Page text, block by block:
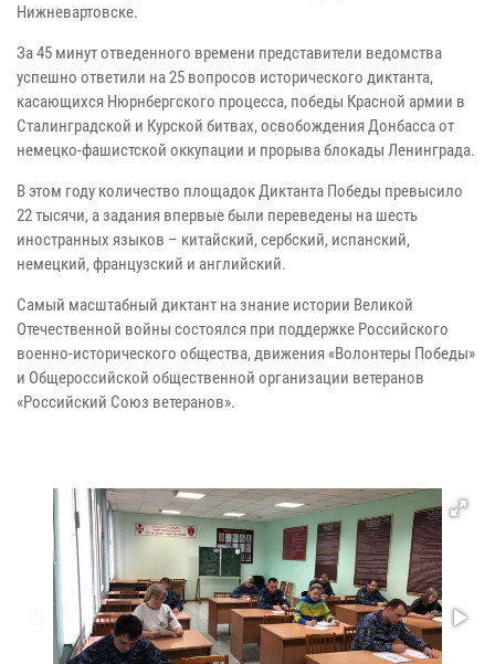
Нижневартовске.
За 45 минут отведенного времени представители ведомства
успешно ответили на 25 вопросов исторического диктанта,
касающихся Нюрнбергского процесса, победы Красной армии в
Сталинградской и Курской битвах, освобождения Донбасса от
немецко-фашистской оккупации и прорыва блокады Ленинграда.
В этом году количество площадок Диктанта Победы превысило
22 тысячи, а задания впервые были переведены на шесть
иностранных языков – китайский, сербский, испанский,
немецкий, французский и английский.
Самый масштабный диктант на знание истории Великой
Отечественной войны состоялся при поддержке Российского
военно-исторического общества, движения «Волонтеры Победы»
и Общероссийской общественной организации ветеранов
«Российский Союз ветеранов».